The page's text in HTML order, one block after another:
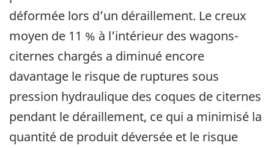
déformée lors d’un déraillement. Le creux
moyen de 11 % à l’intérieur des wagons-
citernes chargés a diminué encore
davantage le risque de ruptures sous
pression hydraulique des coques de citernes
pendant le déraillement, ce qui a minimisé la
quantité de produit déversée et le risque